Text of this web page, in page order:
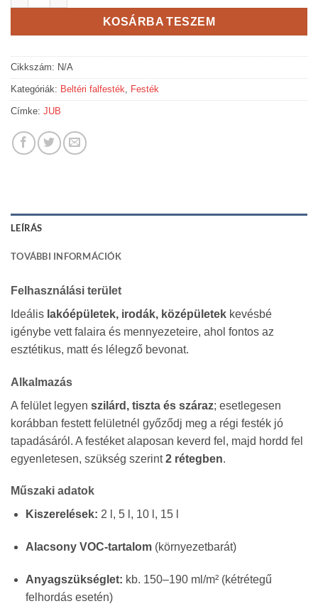
KOSÁRBA TESZEM
Cikkszám: N/A
Kategóriák: Beltéri falfesték Festék
Címke: JUB
LEÍRÁS
TOVÁBBI INFORMÁCIÓK
Felhasználási terület
Ideális lakóépületek, irodák, középületek kevésbé
igénybe vett falaira és mennyezeteire, ahol fontos az
esztétikus, matt és lélegző bevonat.
Alkalmazás
A felület legyen szilárd, tiszta és száraz; esetlegesen
korábban festett felületnél győződj meg a régi festék jó
tapadásáról. A festéket alaposan keverd fel, majd hordd fel
egyenletesen, szükség szerint2 rétegben.
Műszaki adatok
Kiszerelések: 2 l, 5 l, 10 l, 15 l
Alacsony VOC-tartalom(környezetbarát)
Anyagszükséglet: kb. 150–190 ml/m² (kétrétegű
felhordás esetén)